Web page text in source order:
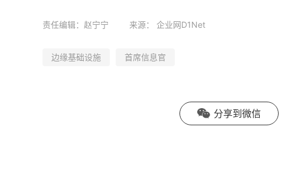
责任编辑：赵宁宁 来源： 企业网D1Net
边缘基础设施 首席信息官
分享到微信